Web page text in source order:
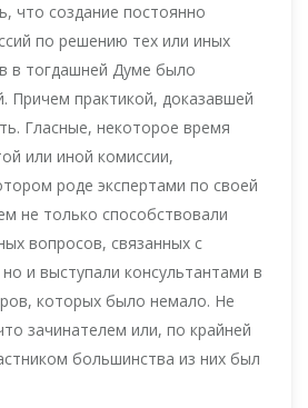
что создание постоянно
по решению тех или иных
в тогдашней Думе было
Причем практикой, доказавшей
Гласные, некоторое время
или иной комиссии,
роде экспертами по своей
не только способствовали
вопросов, связанных с
и выступали консультантами в
которых было немало. Не
зачинателем или, по крайней
большинства из них был